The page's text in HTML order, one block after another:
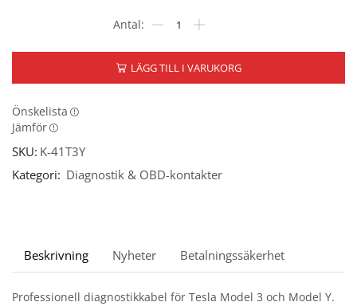
LÄGG TILL I VARUKORG
Önskelista
Jämför
SKU: K-41T3Y
Kategori: Diagnostik & OBD-kontakter
Beskrivning Nyheter Betalningssäkerhet
Professionell diagnostikkabel för Tesla Model 3 och Model Y.